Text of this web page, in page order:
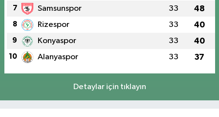
7 Samsunspor 33 48
8 Rizespor 33 40
9 Konyaspor 33 40
10 Alanyaspor 33 37
Detaylar için tıklayın